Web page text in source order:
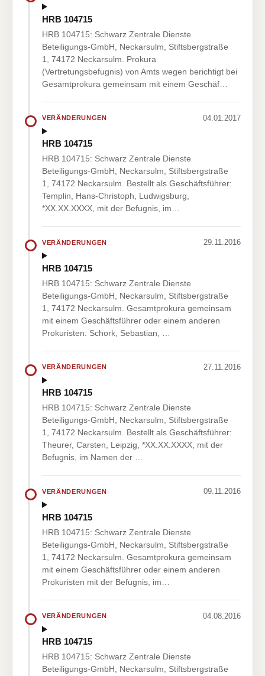
HRB 104715
HRB 104715: Schwarz Zentrale Dienste
Beteiligungs-GmbH, Neckarsulm, Stiftsbergstraße
1, 74172 Neckarsulm. Prokura
(Vertretungsbefugnis) von Amts wegen berichtigt bei
Gesamtprokura gemeinsam mit einem Geschäf…
VERÄNDERUNGEN 04.01.2017
HRB 104715
HRB 104715: Schwarz Zentrale Dienste
Beteiligungs-GmbH, Neckarsulm, Stiftsbergstraße
1, 74172 Neckarsulm. Bestellt als Geschäftsführer:
Templin, Hans-Christoph, Ludwigsburg,
*XX.XX.XXXX, mit der Befugnis, im…
VERÄNDERUNGEN 29.11.2016
HRB 104715
HRB 104715: Schwarz Zentrale Dienste
Beteiligungs-GmbH, Neckarsulm, Stiftsbergstraße
1, 74172 Neckarsulm. Gesamtprokura gemeinsam
mit einem Geschäftsführer oder einem anderen
Prokuristen: Schork, Sebastian, …
VERÄNDERUNGEN 27.11.2016
HRB 104715
HRB 104715: Schwarz Zentrale Dienste
Beteiligungs-GmbH, Neckarsulm, Stiftsbergstraße
1, 74172 Neckarsulm. Bestellt als Geschäftsführer:
Theurer, Carsten, Leipzig, *XX.XX.XXXX, mit der
Befugnis, im Namen der …
VERÄNDERUNGEN 09.11.2016
HRB 104715
HRB 104715: Schwarz Zentrale Dienste
Beteiligungs-GmbH, Neckarsulm, Stiftsbergstraße
1, 74172 Neckarsulm. Gesamtprokura gemeinsam
mit einem Geschäftsführer oder einem anderen
Prokuristen mit der Befugnis, im…
VERÄNDERUNGEN 04.08.2016
HRB 104715
HRB 104715: Schwarz Zentrale Dienste
Beteiligungs-GmbH, Neckarsulm, Stiftsbergstraße